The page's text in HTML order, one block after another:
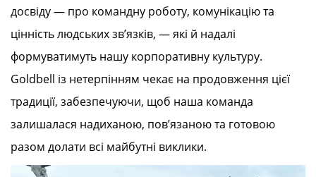
досвіду — про командну роботу, комунікацію та
цінність людських зв’язків, — які й надалі
формуватимуть нашу корпоративну культуру.
Goldbell із нетерпінням чекає на продовження цієї
традиції, забезпечуючи, щоб наша команда
залишалася надиханою, пов’язаною та готовою
разом долати всі майбутні виклики.